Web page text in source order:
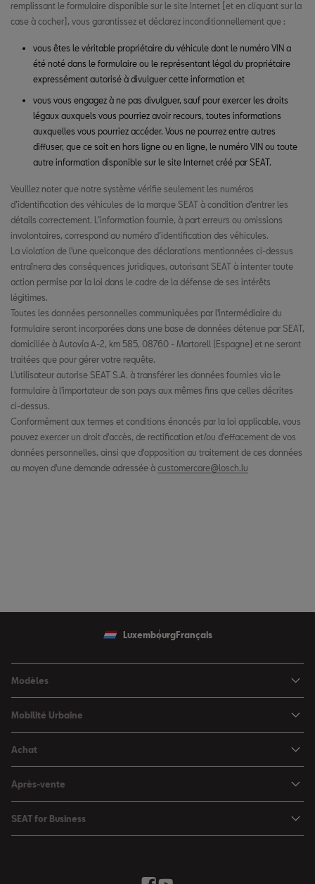
remplissant le formulaire disponible sur le site Internet [et en cliquant sur la
case à cocher], vous garantissez et déclarez inconditionnellement que :
vous êtes le véritable propriétaire du véhicule dont le numéro VIN a
été noté dans le formulaire ou le représentant légal du propriétaire
expressément autorisé à divulguer cette information et
vous vous engagez à ne pas divulguer, sauf pour exercer les droits
légaux auxquels vous pourriez avoir recours, toutes informations
auxquelles vous pourriez accéder. Vous ne pourrez entre autres
diffuser, que ce soit en hors ligne ou en ligne, le numéro VIN ou toute
autre information disponible sur le site Internet créé par SEAT.
Veuillez noter que notre système vérifie seulement les numéros
d’identification des véhicules de la marque SEAT à condition d’entrer les
détails correctement. L’information fournie, à part erreurs ou omissions
involontaires, correspond au numéro d’identification des véhicules.
La violation de l'une quelconque des déclarations mentionnées ci-dessus
entraînera des conséquences juridiques, autorisant SEAT à intenter toute
action permise par la loi dans le cadre de la défense de ses intérêts
légitimes.
Toutes les données personnelles communiquées par l'intermédiaire du
formulaire seront incorporées dans une base de données détenue par SEAT,
domiciliée à Autovía A-2, km 585, 08760 - Martorell (Espagne) et ne seront
traitées que pour gérer votre requête.
L'utilisateur autorise SEAT S.A. à transférer les données fournies via le
formulaire à l'importateur de son pays aux mêmes fins que celles décrites
ci-dessus.
Conformément aux termes et conditions énoncés par la loi applicable, vous
pouvez exercer un droit d'accès, de rectification et/ou d'effacement de vos
données personnelles, ainsi que d'opposition au traitement de ces données
au moyen d'une demande adressée à customercare@losch.lu
LuxembourgFrançais
Modèles
SEAT Arona
SEAT Leon
SEAT Leon Sportstourer
SEAT Ateca
Mobilité Urbaine
Voitures hybrides
Charger à domicile
Achat
Véhicules de stock
Conditions Summer
Après-vente
Services SEAT
SEAT for Business